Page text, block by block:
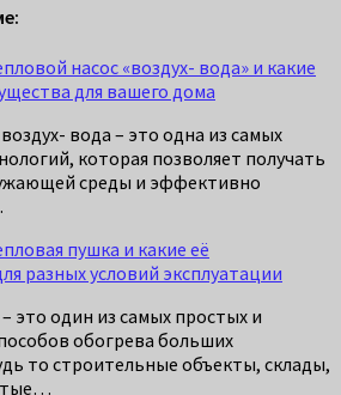
насос «воздух- вода» и какие
для вашего дома
вода – это одна из самых
которая позволяет получать
среды и эффективно
пушка и какие её
разных условий эксплуатации
это один из самых простых и
обогрева больших
то строительные объекты, склады,